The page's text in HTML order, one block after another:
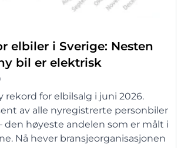
elbiler i Sverige: Nesten
bil er elektrisk
rekord for elbilsalg i juni 2026.
av alle nyregistrerte personbiler
høyeste andelen som er målt i
Nå hever bransjeorganisasjonen